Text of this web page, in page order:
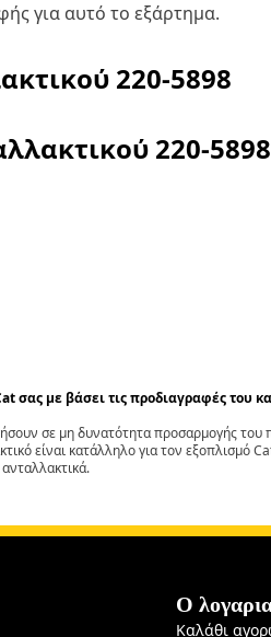
για αυτό το εξάρτημα.
220-5898
220-5898
σας με βάσει τις προδιαγραφές του
σε μη δυνατότητα προσαρμογής του
είναι κατάλληλο για τον εξοπλισμό
Ο
Καλάθι